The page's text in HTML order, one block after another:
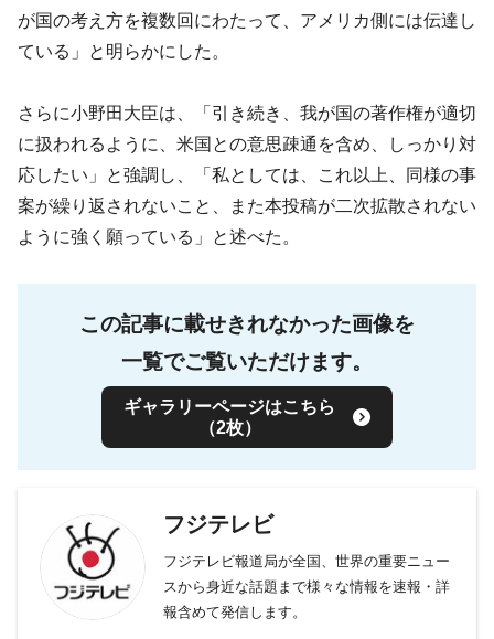
が国の考え方を複数回にわたって、アメリカ側には伝達し
ている」と明らかにした。
さらに小野田大臣は、「引き続き、我が国の著作権が適切
に扱われるように、米国との意思疎通を含め、しっかり対
応したい」と強調し、「私としては、これ以上、同様の事
案が繰り返されないこと、また本投稿が二次拡散されない
ように強く願っている」と述べた。
この記事に載せきれなかった画像を
一覧でご覧いただけます。
ギャラリーページはこちら
（2枚）
フジテレビ
フジテレビ報道局が全国、世界の重要ニュー
スから身近な話題まで様々な情報を速報・詳
報含めて発信します。